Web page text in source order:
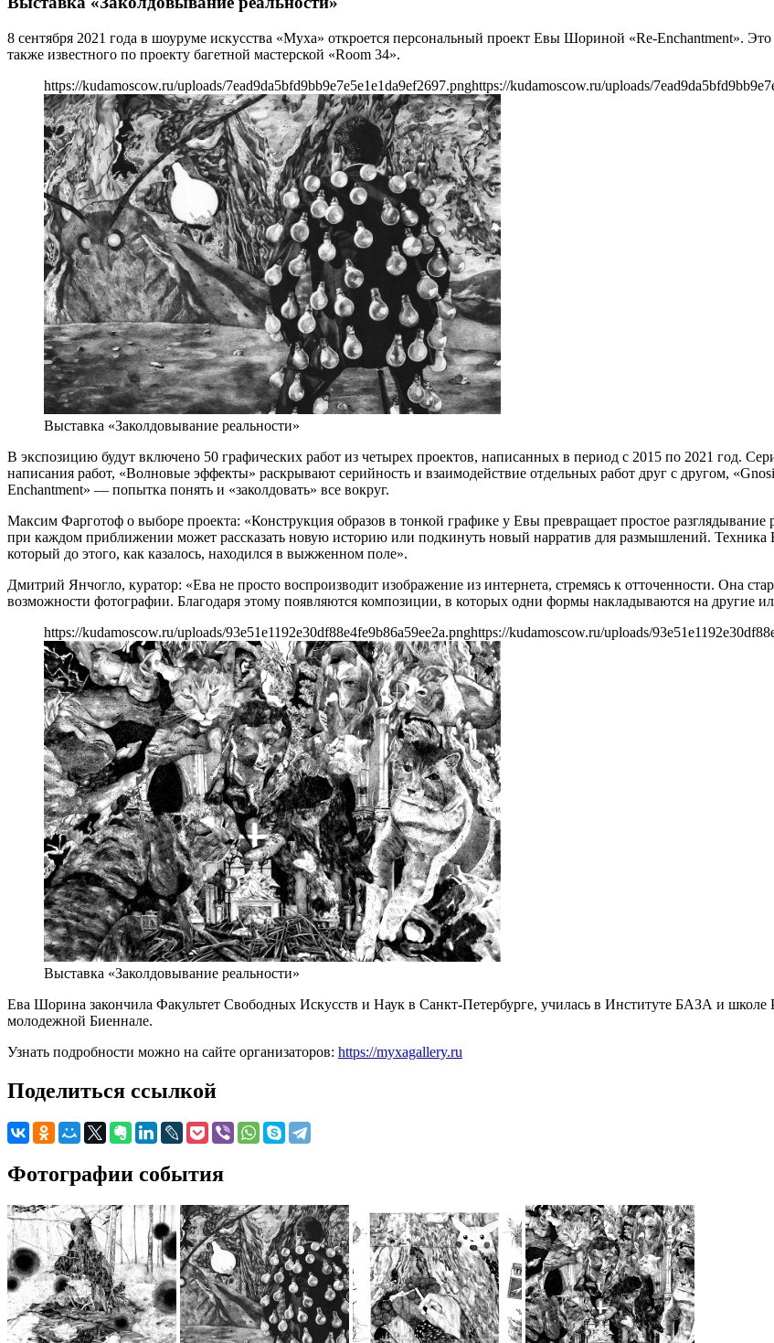
8 сентября 2021 года в шоуруме искусства «Муха» откроется персональный проект Евы Шориной «Re-Enchantment».
также известного по проекту багетной мастерской «Room 34».
https://kudamoscow.ru/uploads/7ead9da5bfd9bb9e7e5e1e1da9ef2697.pnghttps://kudamoscow.ru/uploads/
Выставка «Заколдовывание реальности»
В экспозицию будут включено 50 графических работ из четырех проектов, написанных в период с 2015 по 2021 год.
написания работ, «Волновые эффекты» раскрывают серийность и взаимодействие отдельных работ друг с другом,
Enchantment» — попытка понять и «заколдовать» все вокруг.
Максим Фарготоф о выборе проекта: «Конструкция образов в тонкой графике у Евы превращает простое
при каждом приближении может рассказать новую историю или подкинуть новый нарратив для размышлений.
который до этого, как казалось, находился в выжженном поле».
Дмитрий Янчогло, куратор: «Ева не просто воспроизводит изображение из интернета, стремясь к отточенности. Она
возможности фотографии. Благодаря этому появляются композиции, в которых одни формы накладываются на другие
https://kudamoscow.ru/uploads/93e51e1192e30df88e4fe9b86a59ee2a.pnghttps://kudamoscow.ru/uploads/
Выставка «Заколдовывание реальности»
Ева Шорина закончила Факультет Свободных Искусств и Наук в Санкт-Петербурге, училась в Институте БАЗА и школе
молодежной Биеннале.
Узнать подробности можно на сайте организаторов: https://myxagallery.ru
Поделиться ссылкой
Фотографии события